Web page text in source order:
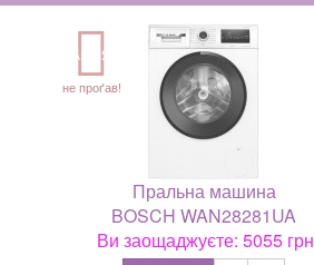
АКЦІЯ
не проґав!
Пральна машина
BOSCH WAN28281UA
Ви заощаджуєте: 5055 грн